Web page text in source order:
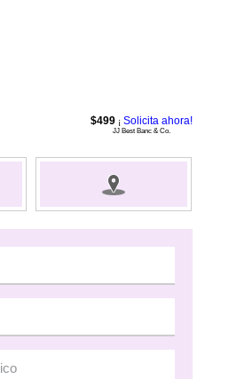
$499 ¡ Solicita ahora!
JJ Best Banc & Co.